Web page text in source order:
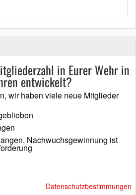
in Eurer Wehr in
entwickelt?
wir haben viele neue Mitglieder
Nachwuchsgewinnung ist
Datenschutzbestimmungen